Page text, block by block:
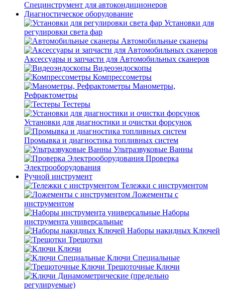
Специнструмент для автокондиционеров
Диагностическое оборудование
Установки для
регулировки света фар
Автомобильные сканеры
Аксессуары и запчасти для Автомобильных сканеров
Видеоэндоскопы
Компрессометры
Манометры,
Рефрактометры
Тестеры
Установки для диагностики и очистки форсунок
Промывка и диагностика топливных систем
Ультразвуковые Ванны
Проверка
Электрооборудования
Ручной инструмент
Тележки с инструментом
Ложементы с
инструментом
Наборы
инструмента универсальные
Наборы накидных Ключей
Трещотки
Ключи
Ключи Специальные
Трещоточные Ключи